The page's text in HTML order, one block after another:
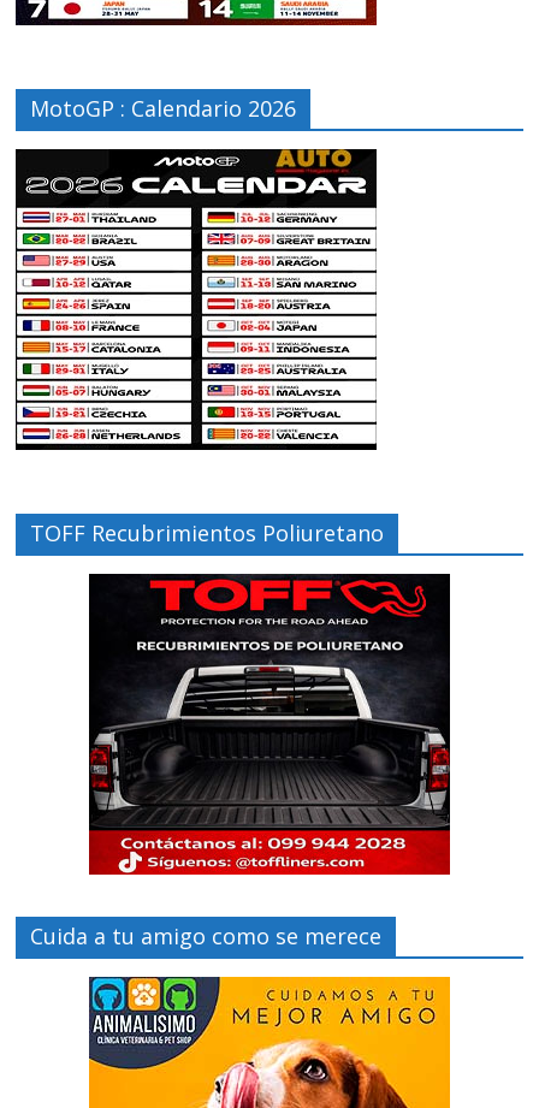
MotoGP : Calendario 2026
TOFF Recubrimientos Poliuretano
Cuida a tu amigo como se merece